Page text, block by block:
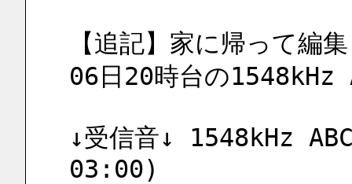
【追記】家に帰って編
06日20時台の1548kHz
↓受信音↓ 1548kHz
03:00)